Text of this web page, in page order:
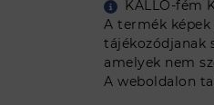
KÁLLÓ-fém
A termék
tájékozódjanak
amelyek nem
A weboldalon